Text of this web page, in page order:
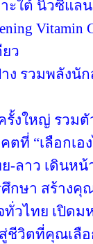
ะใต้ นิวซีแล
Vitamin
ว
าง รวมพลัง
รั้งใหญ่ รว
ที่ “เลือกเอ
-ลาว เดินห
กษา สร้างคุ
วไทย เปิดม
ชีวิตที่คุณเลื